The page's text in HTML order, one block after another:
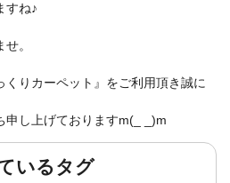
すね♪
。
りカーペット』をご利用頂き誠に
申し上げておりますm(_ _)m
いるタグ